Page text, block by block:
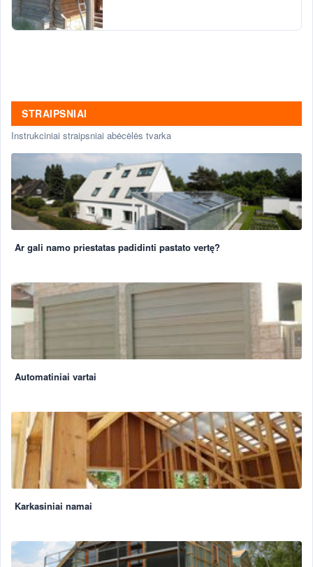
STRAIPSNIAI
Instrukciniai straipsniai abėcėlės tvarka
Ar gali namo priestatas padidinti pastato vertę?
Automatiniai vartai
Karkasiniai namai